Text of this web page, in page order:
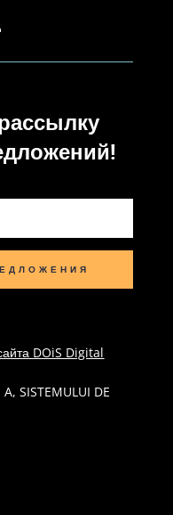
DOiS Digital
SISTEMULUI DE